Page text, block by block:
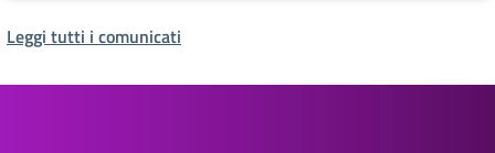
Leggi tutti i comunicati